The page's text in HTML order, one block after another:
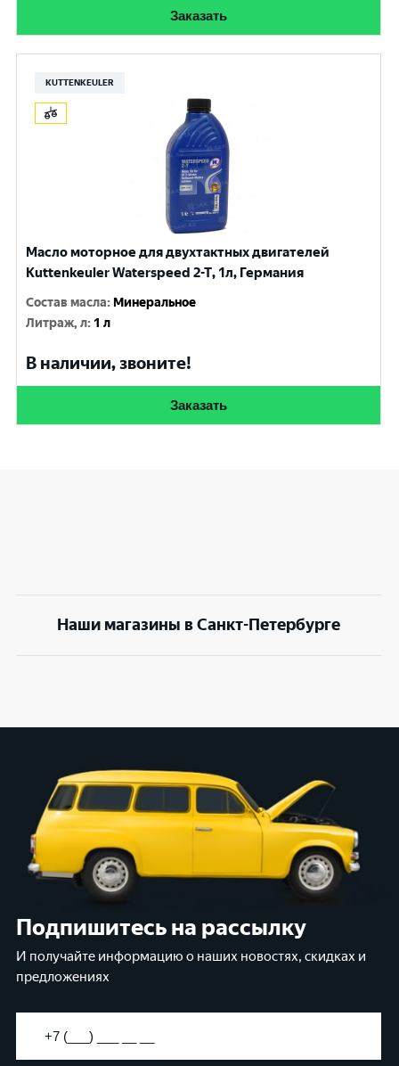
Заказать
KUTTENKEULER
Масло моторное для двухтактных двигателей
Kuttenkeuler Waterspeed 2-T, 1л, Германия
Состав масла: Минеральное
Литраж, л: 1 л
В наличии, звоните!
Заказать
Наши магазины в Санкт-Петербурге
Подпишитесь на рассылку
И получайте информацию о наших новостях, скидках и
предложениях